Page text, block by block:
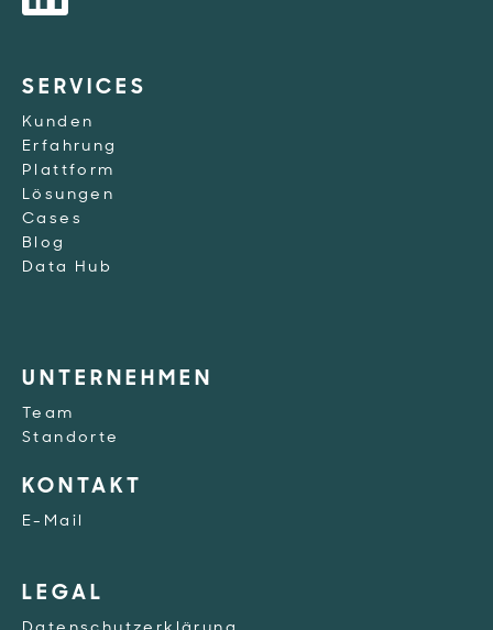
LEGAL
UNTERNEHMEN
Team
Standorte
KONTAKT
E-Mail
SERVICES
Kunden
Erfahrung
Plattform
Lösungen
Cases
Blog
Data Hub